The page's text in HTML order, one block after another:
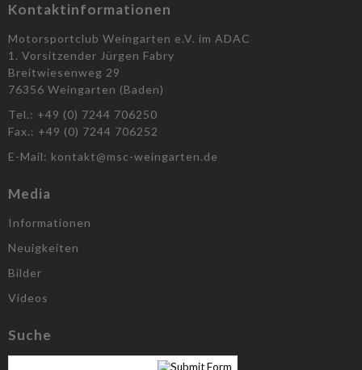
Kontaktinformationen
Motorsportclub Weingarten e.V. im ADAC
1. Vorsitzender Jürgen Fabry
Breitwiesenweg 29
76356 Weingarten (Baden)
Tel.: +49 (0) 7244 706250
Fax.: +49 (0) 7244 706252
E-Mail: kontakt@msc-weingarten.de
Media
Informationen
Neuigkeiten
Bilder
Videos
Suche